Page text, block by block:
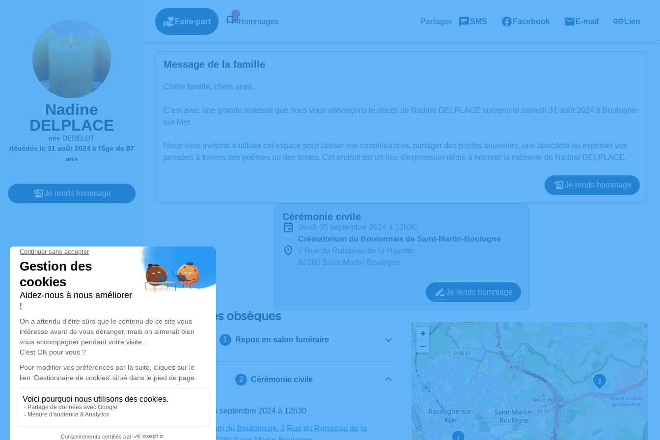
Nadine
DELPLACE
née DEDELOT
décédée le 31 août 2024 à l'âge de 87
ans
Je rends hommage
Faire-part
17
Hommages Partager SMS Facebook E-mail Lien
Message de la famille
Chère famille, chers amis,
C’est avec une grande tristesse que nous vous annonçons le décès de Nadine DELPLACE survenu le samedi 31 août 2024 à Boulogne-
sur-Mer.
Nous vous invitons à utiliser cet espace pour laisser vos condoléances, partager des photos souvenirs, une anecdote ou exprimer vos
pensées à travers des poèmes ou des textes. Cet endroit est un lieu d'expression dédié à honorer la mémoire de Nadine DELPLACE.
Je rends hommage
Cérémonie civile
jeudi 05 septembre 2024 à 12h30
Crématorium du Boulonnais de Saint-Martin-Boulogne
2 Rue du Ruisseau de la Hayette
62280 Saint-Martin-Boulogne
Je rends hommage
Déroulé des obsèques
Repos en salon funéraire
Cérémonie civile
Le jeudi 05 septembre 2024 à 12h30
Crématorium du Boulonnais, 2 Rue du Ruisseau de la
1
2
+
−